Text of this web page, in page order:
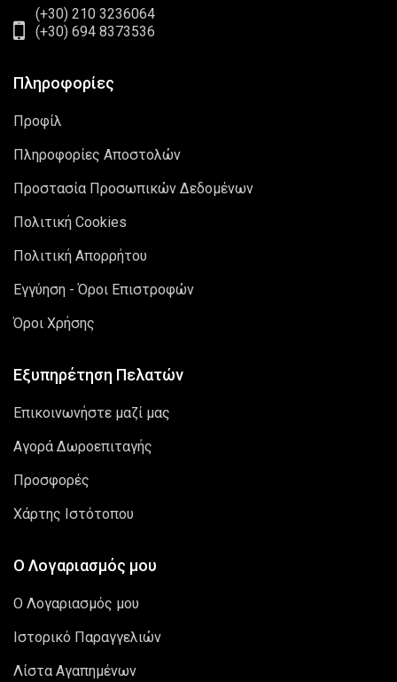
(+30) 210 3236064
(+30) 694 8373536
Πληροφορίες
Προφίλ
Πληροφορίες Αποστολών
Προστασία Προσωπικών Δεδομένων
Πολιτική Cookies
Πολιτική Απορρήτου
Εγγύηση - Όροι Επιστροφών
Όροι Χρήσης
Εξυπηρέτηση Πελατών
Επικοινωνήστε μαζί μας
Αγορά Δωροεπιταγής
Προσφορές
Χάρτης Ιστότοπου
Ο Λογαριασμός μου
Ο Λογαριασμός μου
Ιστορικό Παραγγελιών
Λίστα Αγαπημένων